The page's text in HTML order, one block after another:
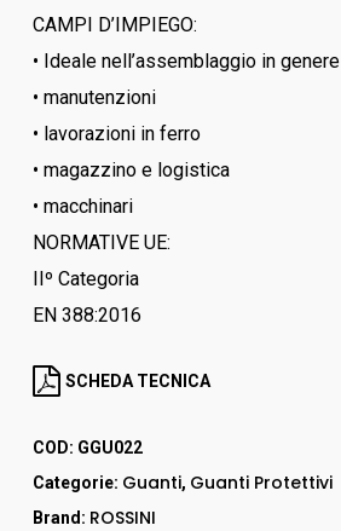
CAMPI D’IMPIEGO:
• Ideale nell’assemblaggio in genere
• manutenzioni
• lavorazioni in ferro
• magazzino e logistica
• macchinari
NORMATIVE UE:
IIº Categoria
EN 388:2016
SCHEDA TECNICA
COD: GGU022
Categorie: Guanti, Guanti Protettivi
Brand: ROSSINI